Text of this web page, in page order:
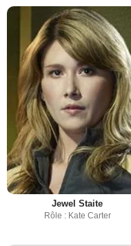
Jewel Staite
Rôle : Kate Carter